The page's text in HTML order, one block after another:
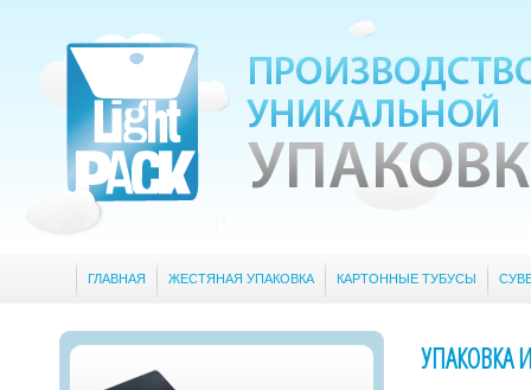
ГЛАВНАЯ ЖЕСТЯНАЯ УПАКОВКА КАРТОННЫЕ ТУБУСЫ
УПАКОВКА